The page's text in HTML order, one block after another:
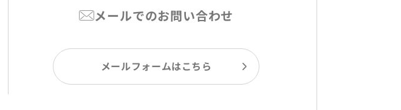
メールでのお問い合わせ
メールフォームはこちら